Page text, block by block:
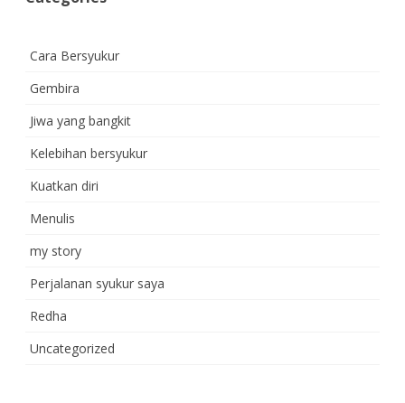
Cara Bersyukur
Gembira
Jiwa yang bangkit
Kelebihan bersyukur
Kuatkan diri
Menulis
my story
Perjalanan syukur saya
Redha
Uncategorized